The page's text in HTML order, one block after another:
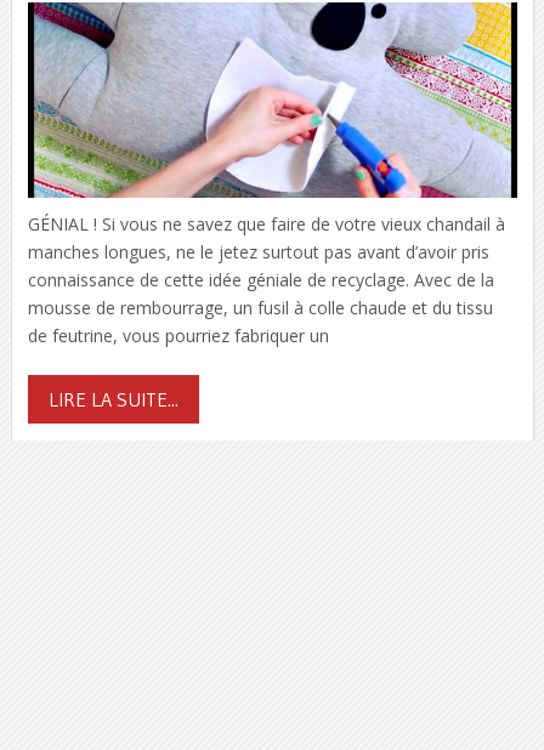
GÉNIAL ! Si vous ne savez que faire de votre vieux chandail à
manches longues, ne le jetez surtout pas avant d’avoir pris
connaissance de cette idée géniale de recyclage. Avec de la
mousse de rembourrage, un fusil à colle chaude et du tissu
de feutrine, vous pourriez fabriquer un
LIRE LA SUITE...